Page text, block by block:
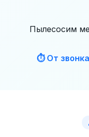
Пылесосим
⏱ От